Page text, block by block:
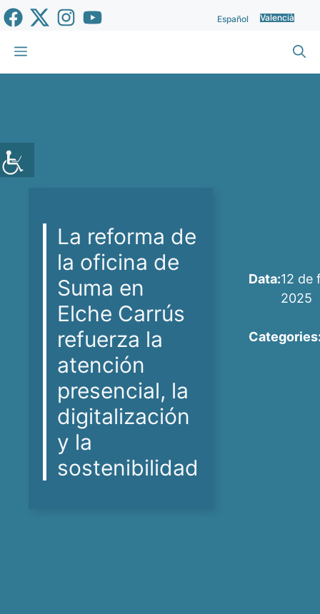
Vés
al
contingut
Español Valencià
Menu
La reforma de
la oficina de
Suma en
Elche Carrús
refuerza la
atención
presencial, la
digitalización
y la
sostenibilidad
Data:12 de
2025